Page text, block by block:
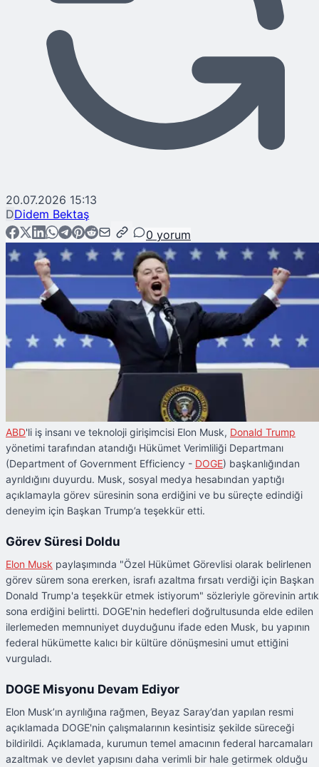
20.07.2026 15:13
DDidem Bektaş
0 yorum
ABD'li iş insanı ve teknoloji girişimcisi Elon Musk, Donald Trump
yönetimi tarafından atandığı Hükümet Verimliliği Departmanı
(Department of Government Efficiency - DOGE) başkanlığından
ayrıldığını duyurdu. Musk, sosyal medya hesabından yaptığı
açıklamayla görev süresinin sona erdiğini ve bu süreçte edindiği
deneyim için Başkan Trump’a teşekkür etti.
Görev Süresi Doldu
Elon Musk paylaşımında "Özel Hükümet Görevlisi olarak belirlenen
görev sürem sona ererken, israfı azaltma fırsatı verdiği için Başkan
Donald Trump'a teşekkür etmek istiyorum" sözleriyle görevinin artık
sona erdiğini belirtti. DOGE'nin hedefleri doğrultusunda elde edilen
ilerlemeden memnuniyet duyduğunu ifade eden Musk, bu yapının
federal hükümette kalıcı bir kültüre dönüşmesini umut ettiğini
vurguladı.
DOGE Misyonu Devam Ediyor
Elon Musk’ın ayrılığına rağmen, Beyaz Saray’dan yapılan resmi
açıklamada DOGE'nin çalışmalarının kesintisiz şekilde süreceği
bildirildi. Açıklamada, kurumun temel amacının federal harcamaları
azaltmak ve devlet yapısını daha verimli bir hale getirmek olduğu